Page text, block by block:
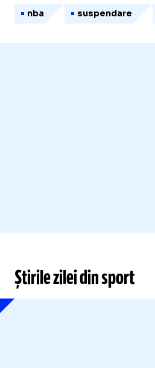
nba suspendare
Știrile zilei din sport